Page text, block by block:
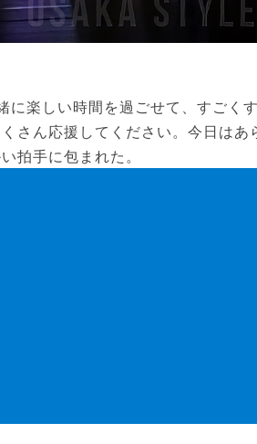
に楽しい時間を過ごせて、すごく
さん応援してください。今日はあ
拍手に包まれた。